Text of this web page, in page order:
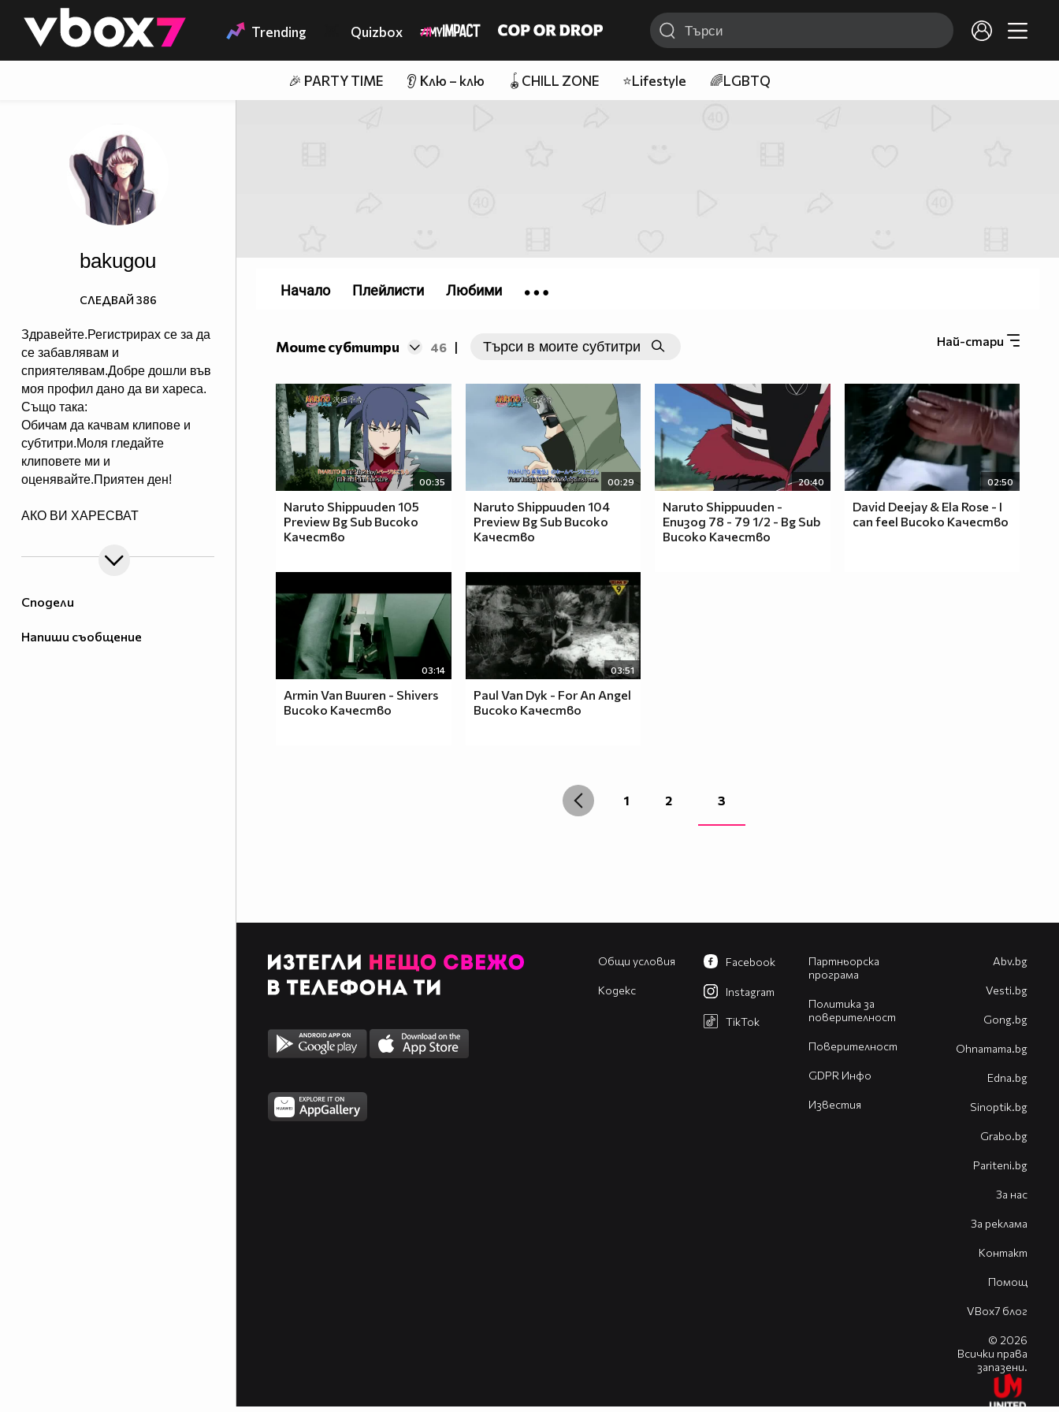
👾 Trending Quizbox
🎉 PARTY TIME 👂 Клю – клю 🪀CHILL ZONE ⭐Lifestyle 🌈LGBTQ
Сподели
Напиши съобщение
bakugou
Здравейте.Регистрирах се за да
се забавлявам и
сприятелявам.Добре дошли във
моя профил дано да ви хареса.
Също така:
Обичам да качвам клипове и
субтитри.Моля гледайте
клиповете ми и
оценявайте.Приятен ден!
АКО ВИ ХАРЕСВАТ
АБОНИРАЙТЕ СЕ ЗА МЕН.
РАЗБИРАТЕ В САЙТА ИЛИ НЕ
ПИТАТЕ МЕН РАЗБИРА СЕ
СЛЕДВАЙ 386
Моите субтитри 46 | Най-стари
00:35
Naruto Shippuuden 105
Preview Bg Sub Високо
Качество
00:29
Naruto Shippuuden 104
Preview Bg Sub Високо
Качество
20:40
Naruto Shippuuden -
Епизод 78 - 79 1/2 - Bg Sub
Високо Качество
02:50
David Deejay & Ela Rose - I
can feel Високо Качество
03:14
Armin Van Buuren - Shivers
Високо Качество
03:51
Paul Van Dyk - For An Angel
Високо Качество
1 2 3
Начало Плейлисти Любими
Общи условия
Кодекс
Партньорска
програма
Политика за
поверителност
Поверителност
GDPR Инфо
Известия
Facebook
Instagram
TikTok
Abv.bg
Vesti.bg
Gong.bg
Оhnamama.bg
Edna.bg
Sinoptik.bg
Grabo.bg
Pariteni.bg
За нас
За реклама
Контакт
Помощ
VBox7 блог
© 2026
Всички права
запазени.